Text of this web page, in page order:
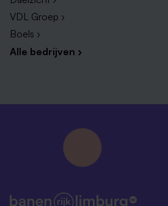
VDL Groep ›
Boels ›
Alle bedrijven ›